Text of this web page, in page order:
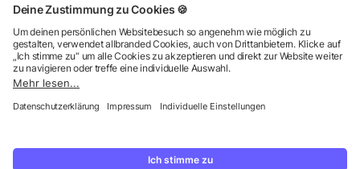
Wir verkaufen Werbeartikel, Werbemittel und
Vereine. Alle Preise zzgl. MwSt.